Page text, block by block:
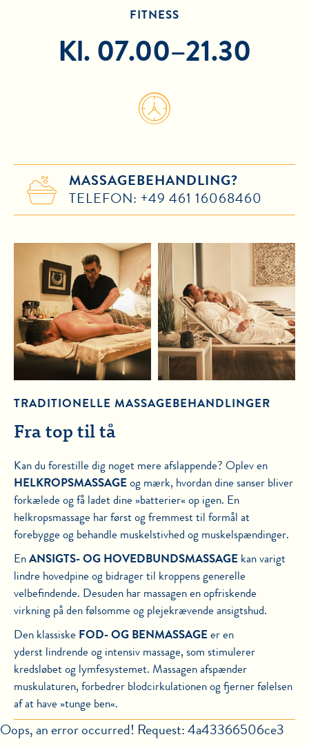
FITNESS
Kl. 07.00–21.30
MASSAGEBEHANDLING?
TELEFON: +49 461 16068460
TRADITIONELLE MASSAGEBEHANDLINGER
Fra top til tå
Kan du forestille dig noget mere afslappende? Oplev en
HELKROPSMASSAGE og mærk, hvordan dine sanser bliver
forkælede og få ladet dine »batterier« op igen. En
helkropsmassage har først og fremmest til formål at
forebygge og behandle muskelstivhed og muskelspændinger.
EnANSIGTS- OG HOVEDBUNDSMASSAGE kan varigt
lindre hovedpine og bidrager til kroppens generelle
velbefindende. Desuden har massagen en opfriskende
virkning på den følsomme og plejekrævende ansigtshud.
Den klassiske FOD- OG BENMASSAGE er en
yderst lindrende og intensiv massage, som stimulerer
kredsløbet og lymfesystemet. Massagen afspænder
muskulaturen, forbedrer blodcirkulationen og fjerner følelsen
af at have »tunge ben«.
Oops, an error occurred! Request: 4a43366506ce3